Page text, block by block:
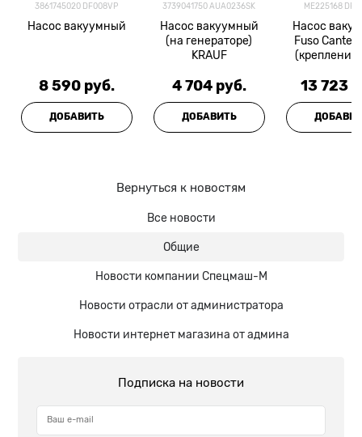
3861745020 DF008VP
Насос вакуумный
8 590 руб.
ДОБАВИТЬ
3739041750 AUA0236SK
Насос вакуумный
(на генераторе)
KRAUF
4 704 руб.
ДОБАВИТЬ
ME225168
Насос
Fuso Canter
(крепление
13 723
Вернуться к новостям
Все новости
Общие
Новости компании Спецмаш-М
Новости отрасли от администратора
Новости интернет магазина от админа
Подписка на новости